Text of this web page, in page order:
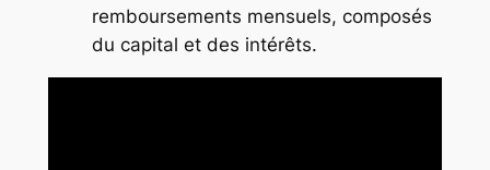
remboursements mensuels, composés
du capital et des intérêts.